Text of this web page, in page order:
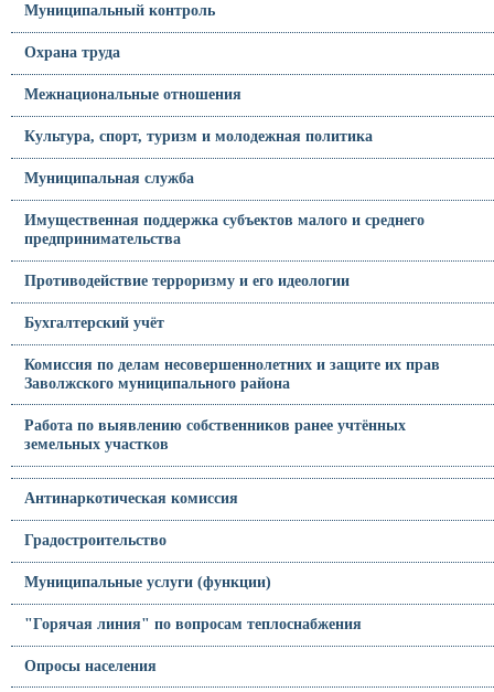
Муниципальный контроль
Охрана труда
Межнациональные отношения
Культура, спорт, туризм и молодежная политика
Муниципальная служба
Имущественная поддержка субъектов малого и среднего
предпринимательства
Противодействие терроризму и его идеологии
Бухгалтерский учёт
Комиссия по делам несовершеннолетних и защите их прав
Заволжского муниципального района
Работа по выявлению собственников ранее учтённых
земельных участков
Антинаркотическая комиссия
Градостроительство
Муниципальные услуги (функции)
"Горячая линия" по вопросам теплоснабжения
Опросы населения